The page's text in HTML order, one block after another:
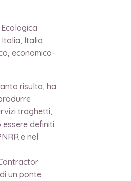
Italia, Italia
economico-
risulta, ha
traghetti,
definiti
e nel
un ponte